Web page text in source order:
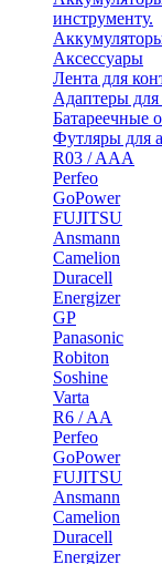
инструменту.
Аксессуары
Лента для
Адаптеры для
Батареечные
Футляры для
R03 / AAA
Perfeo
GoPower
FUJITSU
Ansmann
Camelion
Duracell
Energizer
GP
Panasonic
Robiton
Soshine
Varta
R6 / AA
Perfeo
GoPower
FUJITSU
Ansmann
Camelion
Duracell
Energizer